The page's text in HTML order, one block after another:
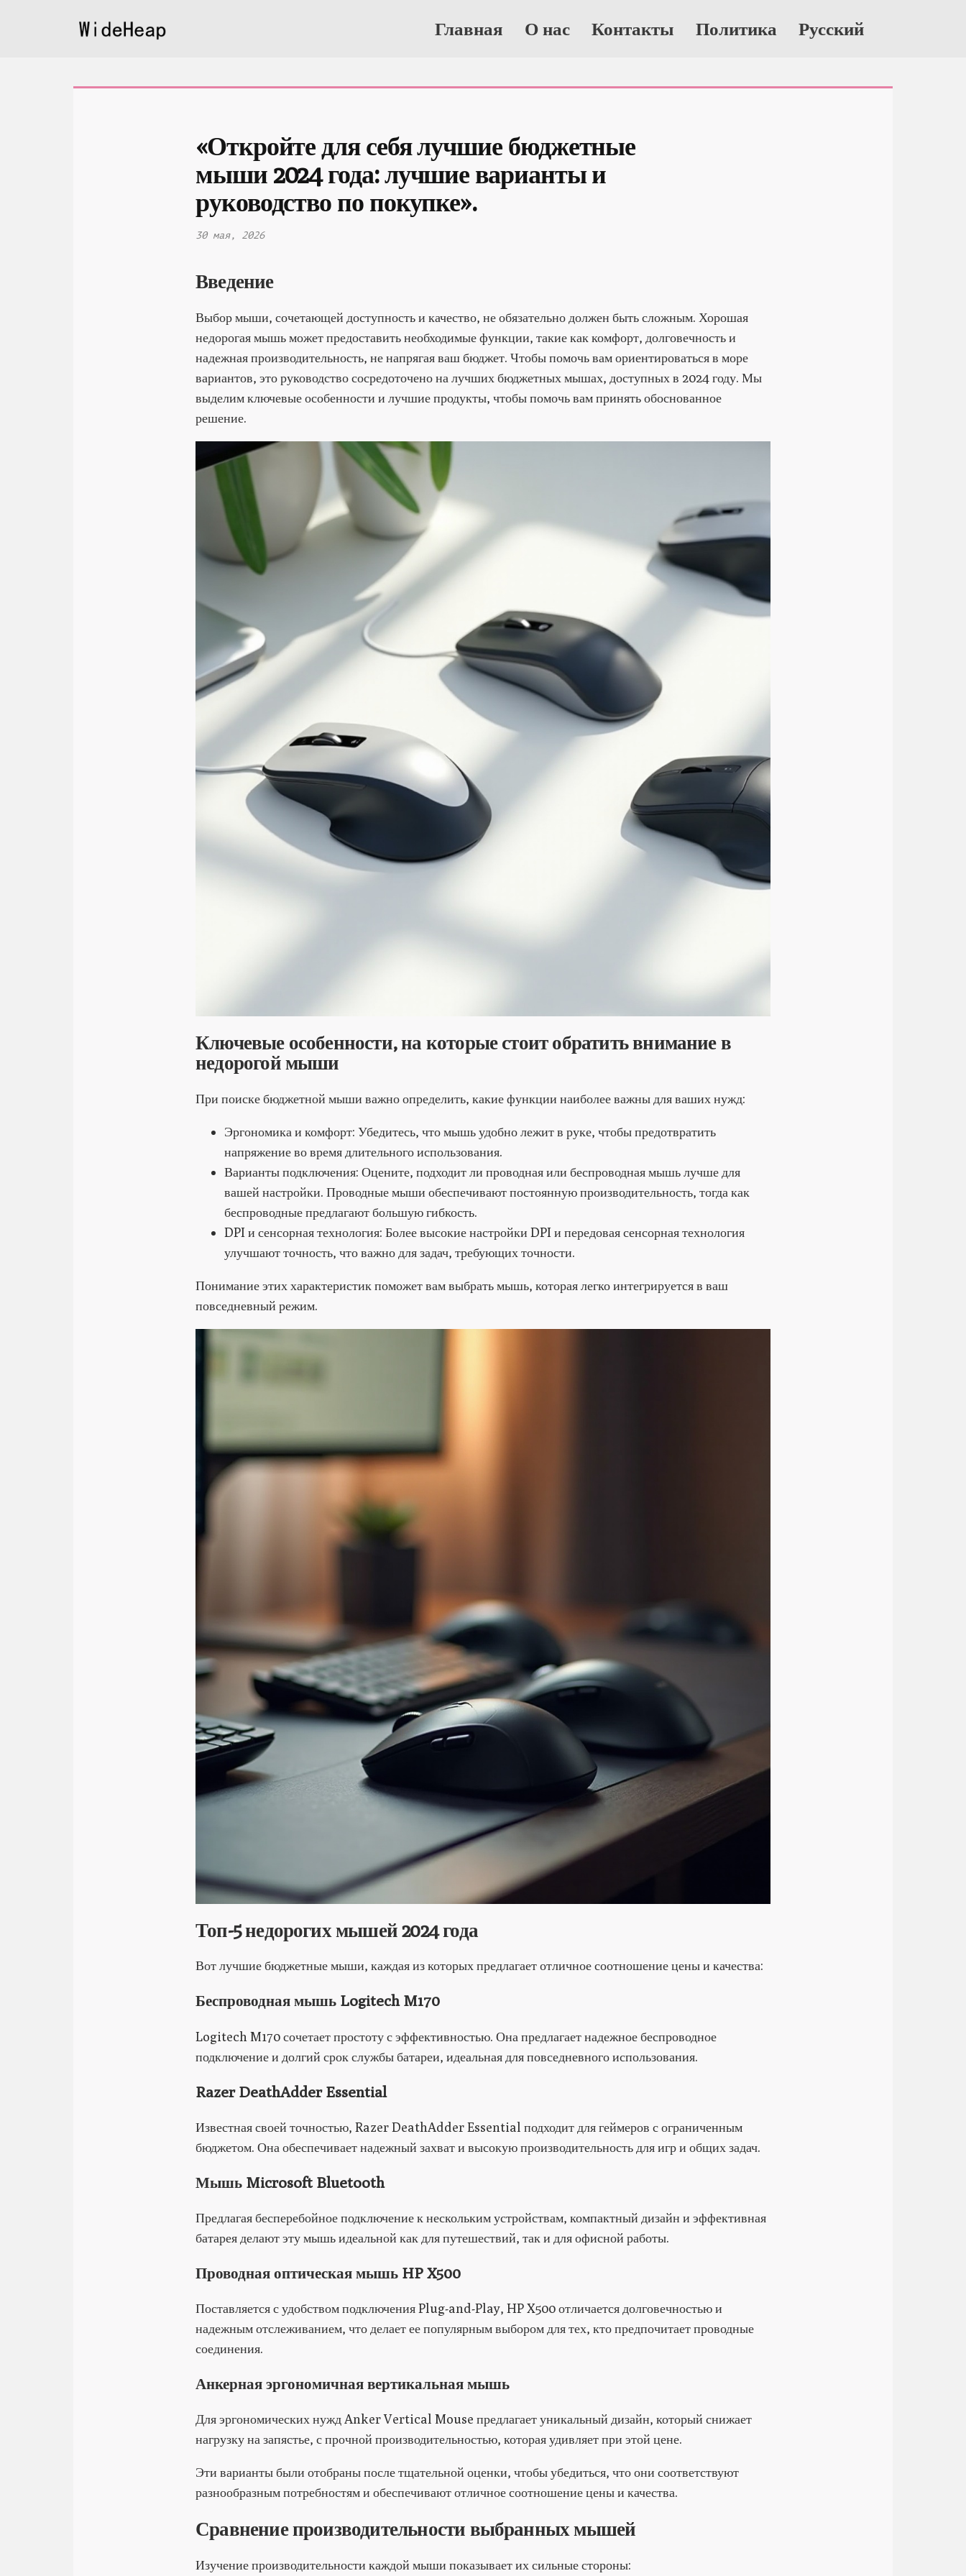
Главная О нас Контакты Политика Русский
«Откройте для себя лучшие бюджетные
мыши 2024 года: лучшие варианты и
руководство по покупке».
30 мая, 2026
Введение
Выбор мыши, сочетающей доступность и качество, не обязательно должен быть сложным. Хорошая
недорогая мышь может предоставить необходимые функции, такие как комфорт, долговечность и
надежная производительность, не напрягая ваш бюджет. Чтобы помочь вам ориентироваться в море
вариантов, это руководство сосредоточено на лучших бюджетных мышах, доступных в 2024 году. Мы
выделим ключевые особенности и лучшие продукты, чтобы помочь вам принять обоснованное
решение.
Ключевые особенности, на которые стоит обратить внимание в
недорогой мыши
При поиске бюджетной мыши важно определить, какие функции наиболее важны для ваших нужд:
Эргономика и комфорт: Убедитесь, что мышь удобно лежит в руке, чтобы предотвратить
напряжение во время длительного использования.
Варианты подключения: Оцените, подходит ли проводная или беспроводная мышь лучше для
вашей настройки. Проводные мыши обеспечивают постоянную производительность, тогда как
беспроводные предлагают большую гибкость.
DPI и сенсорная технология: Более высокие настройки DPI и передовая сенсорная технология
улучшают точность, что важно для задач, требующих точности.
Понимание этих характеристик поможет вам выбрать мышь, которая легко интегрируется в ваш
повседневный режим.
Топ-5 недорогих мышей 2024 года
Вот лучшие бюджетные мыши, каждая из которых предлагает отличное соотношение цены и качества:
Беспроводная мышь Logitech M170
Logitech M170 сочетает простоту с эффективностью. Она предлагает надежное беспроводное
подключение и долгий срок службы батареи, идеальная для повседневного использования.
Razer DeathAdder Essential
Известная своей точностью, Razer DeathAdder Essential подходит для геймеров с ограниченным
бюджетом. Она обеспечивает надежный захват и высокую производительность для игр и общих задач.
Мышь Microsoft Bluetooth
Предлагая бесперебойное подключение к нескольким устройствам, компактный дизайн и эффективная
батарея делают эту мышь идеальной как для путешествий, так и для офисной работы.
Проводная оптическая мышь HP X500
Поставляется с удобством подключения Plug-and-Play, HP X500 отличается долговечностью и
надежным отслеживанием, что делает ее популярным выбором для тех, кто предпочитает проводные
соединения.
Анкерная эргономичная вертикальная мышь
Для эргономических нужд Anker Vertical Mouse предлагает уникальный дизайн, который снижает
нагрузку на запястье, с прочной производительностью, которая удивляет при этой цене.
Эти варианты были отобраны после тщательной оценки, чтобы убедиться, что они соответствуют
разнообразным потребностям и обеспечивают отличное соотношение цены и качества.
Сравнение производительности выбранных мышей
Изучение производительности каждой мыши показывает их сильные стороны: